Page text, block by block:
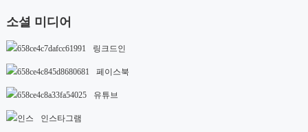
소셜 미디어
링크드인
페이스북
유튜브
인스타그램